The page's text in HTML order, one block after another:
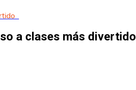
a clases más divertido